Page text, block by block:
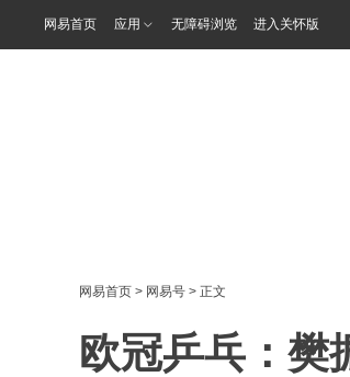
网易首页 应用 无障碍浏览 进入关怀版
网易首页 > 网易号 > 正文
欧冠乒乓：樊